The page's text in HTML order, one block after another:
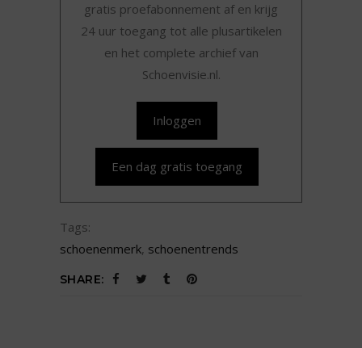
gratis proefabonnement af en krijg
24 uur toegang tot alle plusartikelen
en het complete archief van
Schoenvisie.nl.
Inloggen
Een dag gratis toegang
Tags:
schoenenmerk, schoenentrends
SHARE: